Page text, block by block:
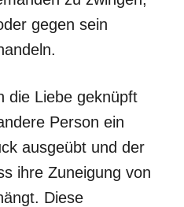
gegen sein
die Liebe geknüpft
Person ein
ausgeübt und der
ihre Zuneigung von
Diese